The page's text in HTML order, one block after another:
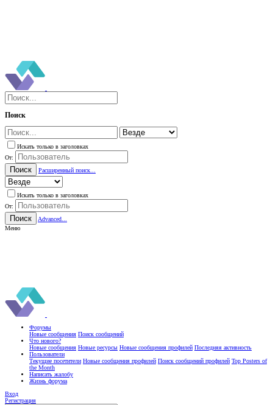
Поиск
Искать только в заголовках
От:
Поиск Расширенный поиск...
Искать только в заголовках
От:
Поиск
Advanced...
Меню
Форумы
Новые сообщения Поиск сообщений
Что нового?
Новые сообщения Новые ресурсы Новые сообщения профилей Последняя активность
Пользователи
Текущие посетители Новые сообщения профилей Поиск сообщений профилей Top Posters of
the Month
Написать жалобу
Жизнь форума
Вход
Регистрация